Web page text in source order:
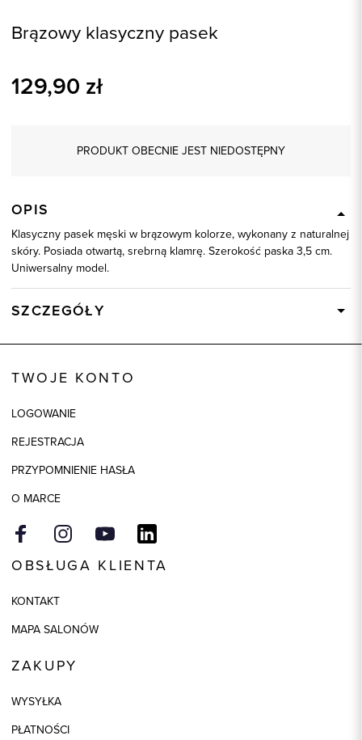
Brązowy klasyczny pasek
129,90 zł
PRODUKT OBECNIE JEST NIEDOSTĘPNY
OPIS
Klasyczny pasek męski w brązowym kolorze, wykonany z naturalnej
skóry. Posiada otwartą, srebrną klamrę. Szerokość paska 3,5 cm.
Uniwersalny model.
SZCZEGÓŁY
Wymiary
Kolor
TWOJE KONTO
LOGOWANIE
REJESTRACJA
PRZYPOMNIENIE HASŁA
O MARCE
OBSŁUGA KLIENTA
KONTAKT
MAPA SALONÓW
ZAKUPY
WYSYŁKA
PŁATNOŚCI